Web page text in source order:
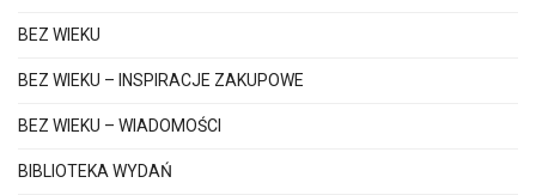
BEZ WIEKU
BEZ WIEKU – INSPIRACJE ZAKUPOWE
BEZ WIEKU – WIADOMOŚCI
BIBLIOTEKA WYDAŃ